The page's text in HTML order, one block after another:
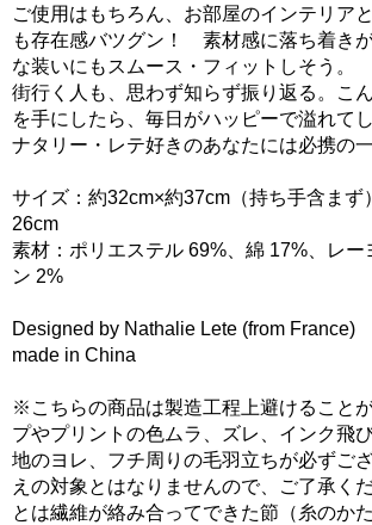
ご使用はもちろん、お部屋のインテリア
も存在感バツグン！ 素材感に落ち着き
な装いにもスムース・フィットしそう。
街行く人も、思わず知らず振り返る。こ
を手にしたら、毎日がハッピーで溢れて
ナタリー・レテ好きのあなたには必携の
サイズ：約32cm×約37cm（持ち手含ま
26cm
素材：ポリエステル 69%、綿 17%、レー
ン 2%
Designed by Nathalie Lete (from France)
made in China
※こちらの商品は製造工程上避けること
プやプリントの色ムラ、ズレ、インク飛
地のヨレ、フチ周りの毛羽立ちが必ずご
えの対象とはなりませんので、ご了承
とは繊維が絡み合ってできた節（糸のか